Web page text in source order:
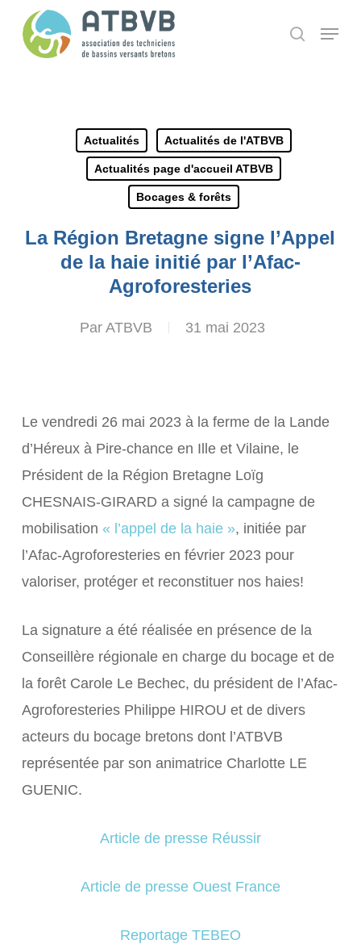
search
Menu
Actualités Actualités de l'ATBVB
Actualités page d'accueil ATBVB
Bocages & forêts
La Région Bretagne signe l’Appel
de la haie initié par l’Afac-
Agroforesteries
Par ATBVB 31 mai 2023
Le vendredi 26 mai 2023 à la ferme de la Lande
d’Héreux à Pire-chance en Ille et Vilaine, le
Président de la Région Bretagne Loïg
CHESNAIS-GIRARD a signé la campagne de
mobilisation « l’appel de la haie », initiée par
l’Afac-Agroforesteries en février 2023 pour
valoriser, protéger et reconstituer nos haies!
La signature a été réalisée en présence de la
Conseillère régionale en charge du bocage et de
la forêt Carole Le Bechec, du président de l’Afac-
Agroforesteries Philippe HIROU et de divers
acteurs du bocage bretons dont l’ATBVB
représentée par son animatrice Charlotte LE
GUENIC.
Article de presse Réussir
Article de presse Ouest France
Reportage TEBEO
Panneau de gestion des cookies